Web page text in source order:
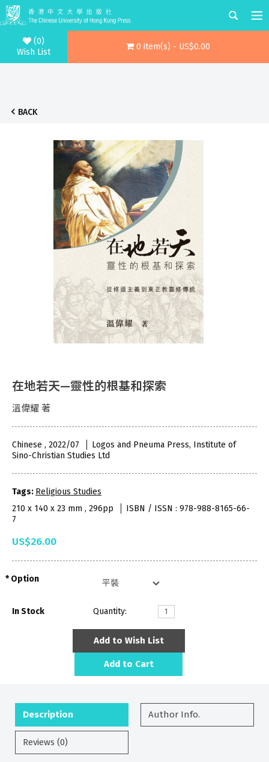
(0)
Wish List
0 item(s) - US$0.00
BACK
在地若天—靈性的根基和探索
溫偉耀 著
Chinese , 2022/07
Logos and Pneuma Press, Institute of
Sino-Christian Studies Ltd
Tags: Religious Studies
210 x 140 x 23 mm , 296pp
ISBN / ISSN : 978-988-8165-66-
7
US$26.00
Option
In Stock Quantity:
Add to Wish List
Add to Cart
Description Author Info.
Reviews (0)